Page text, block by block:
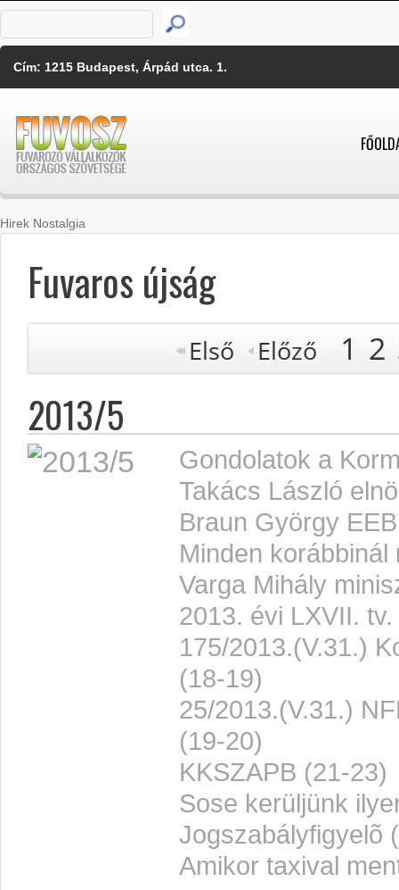
Cím: 1215 Budapest, Árpád utca. 1.
Hirek Nostalgia
Fuvaros újság
Első Előző 1 2
2013/5
Gondolatok a
Takács László
Braun György
Minden
Varga Mihály
2013. évi LXVII.
175/2013.(V.31.)
(18-19)
25/2013.(V.31.)
(19-20)
KKSZAPB (21-23)
Sose kerüljünk
Jogszabályfigyelõ
Amikor taxival